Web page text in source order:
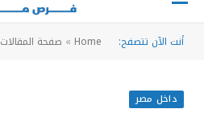
أنت الآن تتصفح: Home
» صفحة المقالات
داخل مصر